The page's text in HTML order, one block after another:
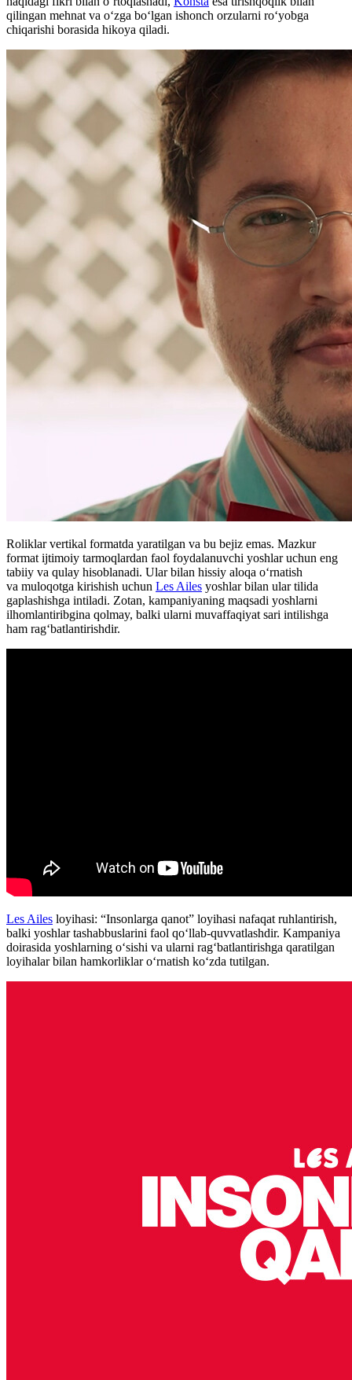
qilingan mehnat va o‘zga bo‘lgan ishonch orzularni ro‘yobga
chiqarishi borasida hikoya qiladi.
Roliklar vertikal formatda yaratilgan va bu bejiz emas. Mazkur
format ijtimoiy tarmoqlardan faol foydalanuvchi yoshlar uchun eng
tabiiy va qulay hisoblanadi. Ular bilan hissiy aloqa o‘rnatish
va muloqotga kirishish uchun Les Ailes yoshlar bilan ular tilida
gaplashishga intiladi. Zotan, kampaniyaning maqsadi yoshlarni
ilhomlantiribgina qolmay, balki ularni muvaffaqiyat sari intilishga
ham rag‘batlantirishdir.
Les Ailes loyihasi: “Insonlarga qanot” loyihasi nafaqat ruhlantirish,
balki yoshlar tashabbuslarini faol qo‘llab-quvvatlashdir. Kampaniya
doirasida yoshlarning o‘sishi va ularni rag‘batlantirishga qaratilgan
loyihalar bilan hamkorliklar o‘rnatish ko‘zda tutilgan.